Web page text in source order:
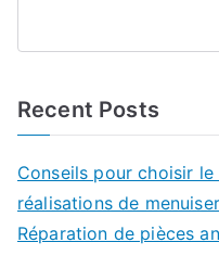
Recent Posts
Conseils pour choisir
réalisations de
Réparation de pièces